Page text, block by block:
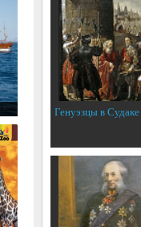
Генуэзцы в Судаке